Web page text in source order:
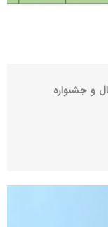
کتاب سال و جشنواره